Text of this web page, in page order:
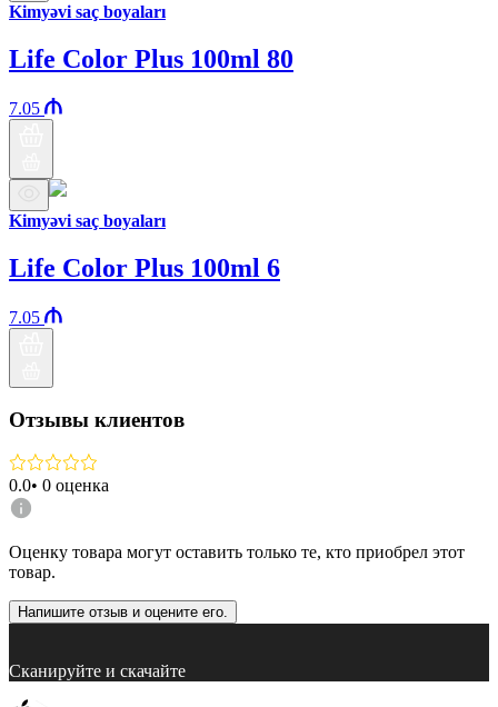
Kimyəvi saç boyaları
Life Color Plus 100ml 80
7.05
Kimyəvi saç boyaları
Life Color Plus 100ml 6
7.05
Отзывы клиентов
0.0• 0 оценка
Оценку товара могут оставить только те, кто приобрел этот
товар.
Напишите отзыв и оцените его.
Сканируйте и скачайте